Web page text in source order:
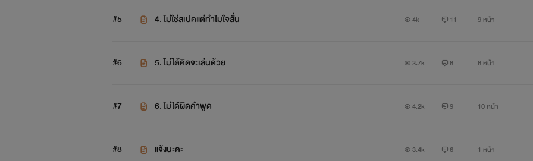
#5 4. ไม่ใช่สเปคแต่ทำไมใจสั่น 4k 11 9 หน้า
#6 5. ไม่ได้คิดจะเล่นด้วย 3.7k 8 8 หน้า
#7 6. ไม่ได้ผิดคำพูด 4.2k 9 10 หน้า
#8 แจ้งนะคะ 3.4k 6 1 หน้า